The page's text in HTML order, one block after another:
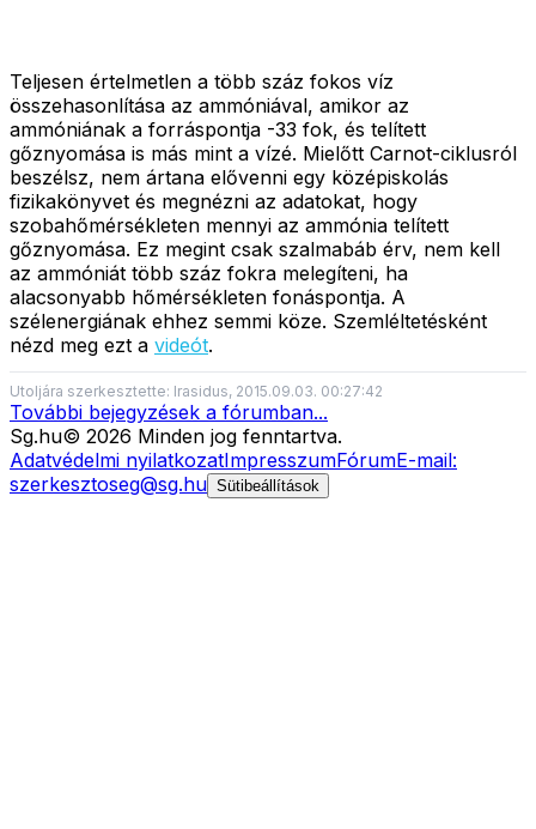
Teljesen értelmetlen a több száz fokos víz
összehasonlítása az ammóniával, amikor az
ammóniának a forráspontja -33 fok, és telített
gőznyomása is más mint a vízé. Mielőtt Carnot-ciklusról
beszélsz, nem ártana elővenni egy középiskolás
fizikakönyvet és megnézni az adatokat, hogy
szobahőmérsékleten mennyi az ammónia telített
gőznyomása. Ez megint csak szalmabáb érv, nem kell
az ammóniát több száz fokra melegíteni, ha
alacsonyabb hőmérsékleten fonáspontja. A
szélenergiának ehhez semmi köze. Szemléltetésként
nézd meg ezt a videót.
Utoljára szerkesztette: Irasidus, 2015.09.03. 00:27:42
További bejegyzések a fórumban...
Sg.hu© 2026 Minden jog fenntartva.
Adatvédelmi nyilatkozatImpresszumFórumE-mail:
szerkesztoseg@sg.hu Sütibeállítások